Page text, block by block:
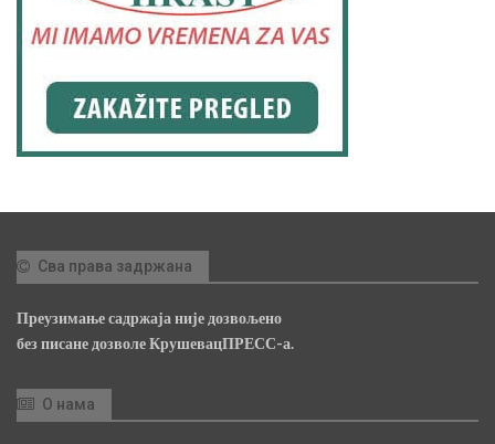
Сва права задржана
Преузимање садржаја није дозвољено
без писане дозволе КрушевацПРЕСС-а.
О нама